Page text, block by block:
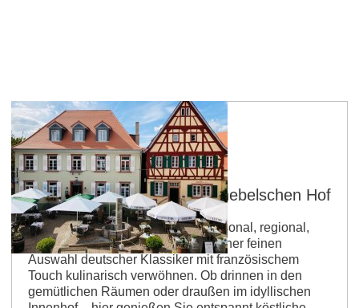
Nierstein
Weinrestaurant FÜNF im Knebelschen Hof
Betriebsart: Restaurant Küche: saisonal, regional,
vegetarisch Lassen Sie sich von einer feinen
Auswahl deutscher Klassiker mit französischem
Touch kulinarisch verwöhnen. Ob drinnen in den
gemütlichen Räumen oder draußen im idyllischen